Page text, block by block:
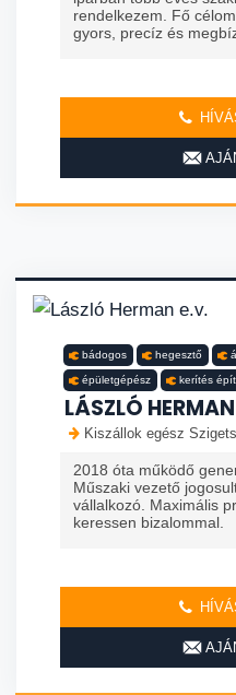
rendelkezem. Fő
gyors, precíz és
bádogos hegesztő
épületgépész kerítés
LÁSZLÓ
Kiszállok egész
2018 óta működő
Műszaki vezető
vállalkozó. Maximális
keressen bizalommal.